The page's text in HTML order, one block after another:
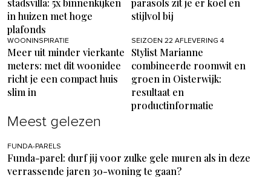
in huizen met hoge
plafonds
stijlvol bij
WOONINSPIRATIE
Meer uit minder vierkante
meters: met dit woonidee
richt je een compact huis
slim in
SEIZOEN 22 AFLEVERING 4
Stylist Marianne
combineerde roomwit en
groen in Oisterwijk:
resultaat en
productinformatie
Meest gelezen
FUNDA-PARELS
Funda-parel: durf jij voor zulke gele muren als in deze
verrassende jaren 30-woning te gaan?